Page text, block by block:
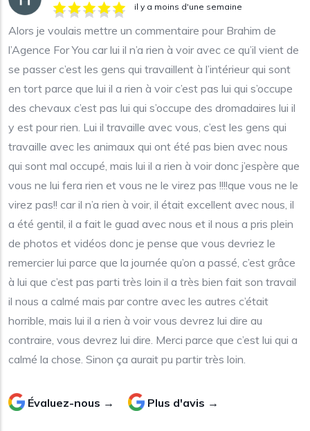
il y a moins d'une semaine
Alors je voulais mettre un commentaire pour Brahim de
l’Agence For You car lui il n’a rien à voir avec ce qu’il vient de
se passer c’est les gens qui travaillent à l’intérieur qui sont
en tort parce que lui il a rien à voir c’est pas lui qui s’occupe
des chevaux c’est pas lui qui s’occupe des dromadaires lui il
y est pour rien. Lui il travaille avec vous, c’est les gens qui
travaille avec les animaux qui ont été pas bien avec nous
qui sont mal occupé, mais lui il a rien à voir donc j’espère que
vous ne lui fera rien et vous ne le virez pas !!!!que vous ne le
virez pas!! car il n’a rien à voir, il était excellent avec nous, il
a été gentil, il a fait le guad avec nous et il nous a pris plein
de photos et vidéos donc je pense que vous devriez le
remercier lui parce que la journée qu’on a passé, c’est grâce
à lui que c’est pas parti très loin il a très bien fait son travail
il nous a calmé mais par contre avec les autres c’était
horrible, mais lui il a rien à voir vous devrez lui dire au
contraire, vous devrez lui dire. Merci parce que c’est lui qui a
calmé la chose. Sinon ça aurait pu partir très loin.
Évaluez-nous → Plus d'avis →